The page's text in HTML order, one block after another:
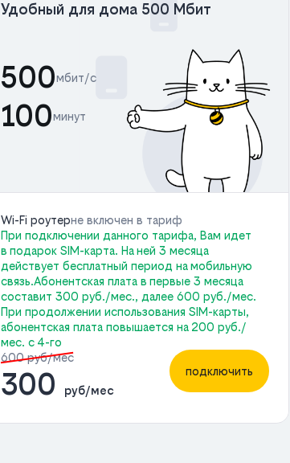
Удобный для дома 500 Мбит
500мбит/с
100минут
Wi-Fi роутерне включен в тариф
При подключении данного тарифа, Вам идет
в подарок SIM-карта. На ней 3 месяца
действует бесплатный период на мобильную
связь.Абонентская плата в первые 3 месяца
составит 300 руб./мес., далее 600 руб./мес.
При продолжении использования SIM-карты,
абонентская плата повышается на 200 руб./
мес. с 4-го
600 руб/мес
300 руб/мес
подключить